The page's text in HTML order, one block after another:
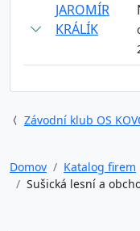
JAROMÍR
KRÁLÍK
Závodní klub OS
Domov
Katalog firem
Sušická lesní a